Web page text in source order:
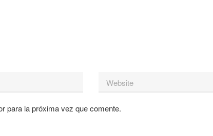
para la próxima vez que comente.